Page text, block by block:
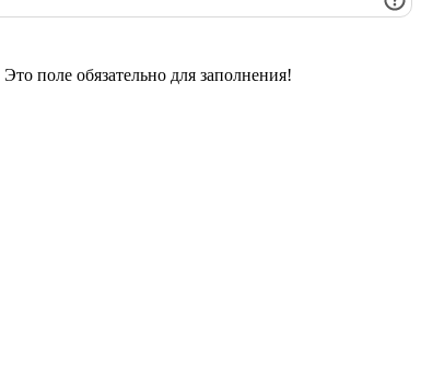
Это поле обязательно для заполнения!